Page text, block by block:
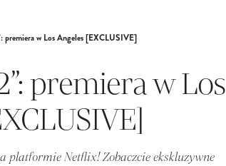
premiera w Los Angeles [EXCLUSIVE]
premiera w Los
platformie Netflix! Zobaczcie ekskluzywne